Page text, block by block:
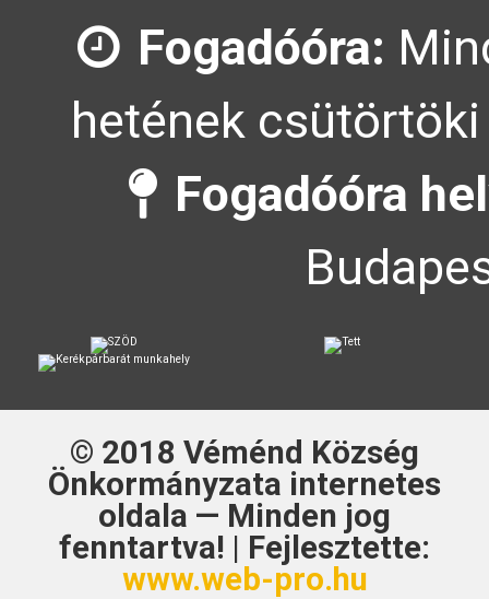
Fogadóóra:
hetének
Fogadóóra
© 2018 Véménd Község
Önkormányzata internetes
oldala — Minden jog
fenntartva! | Fejlesztette:
www.web-pro.hu